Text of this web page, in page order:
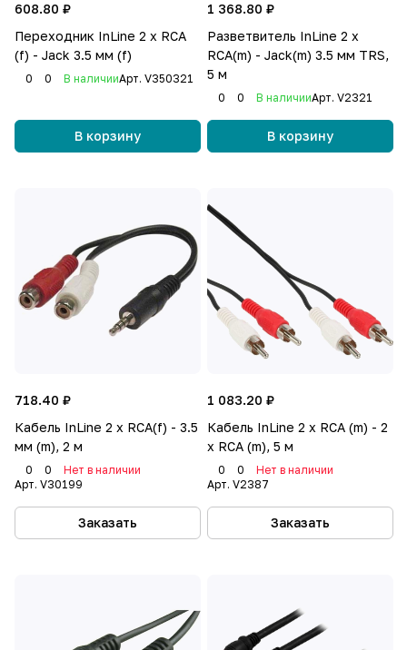
608.80 ₽
Переходник InLine 2 x RCA
(f) - Jack 3.5 мм (f)
0 0 В наличииАрт. V350321
В корзину
1 368.80 ₽
Разветвитель InLine 2 x
RCA(m) - Jack(m) 3.5 мм TRS,
5 м
0 0 В наличииАрт. V2321
В корзину
718.40 ₽
Кабель InLine 2 x RCA(f) - 3.5
мм (m), 2 м
0 0
Нет в наличии
Арт. V30199
Заказать
1 083.20 ₽
Кабель InLine 2 x RCA (m) - 2
x RCA (m), 5 м
0 0
Нет в наличии
Арт. V2387
Заказать